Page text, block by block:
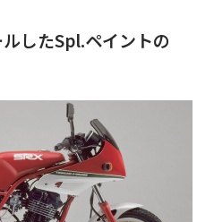
したSpl.ペイントの